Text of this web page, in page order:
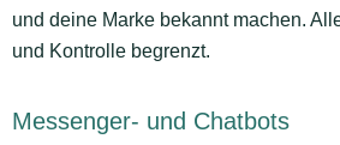
und deine Marke bekannt machen.
und Kontrolle begrenzt.
Messenger- und Chatbots